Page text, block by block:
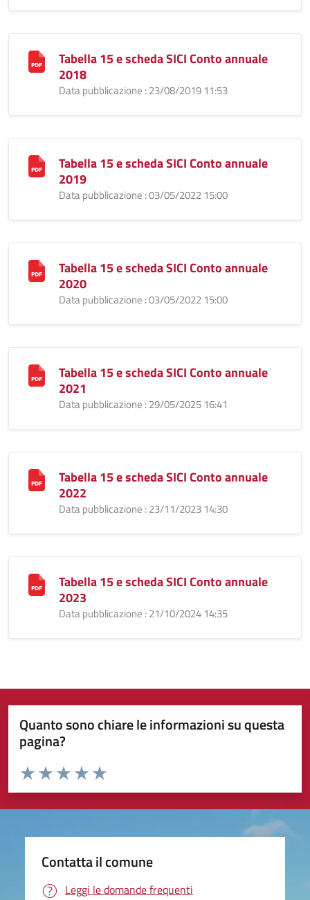
Tabella 15 e scheda SICI Conto annuale
2018
Data pubblicazione : 23/08/2019 11:53
Tabella 15 e scheda SICI Conto annuale
2019
Data pubblicazione : 03/05/2022 15:00
Tabella 15 e scheda SICI Conto annuale
2020
Data pubblicazione : 03/05/2022 15:00
Tabella 15 e scheda SICI Conto annuale
2021
Data pubblicazione : 29/05/2025 16:41
Tabella 15 e scheda SICI Conto annuale
2022
Data pubblicazione : 23/11/2023 14:30
Tabella 15 e scheda SICI Conto annuale
2023
Data pubblicazione : 21/10/2024 14:35
Quanto sono chiare le informazioni su questa
pagina?
Valuta da 1 a 5 stelle la pagina
Valuta 5 stelle su 5
Valuta 4 stelle su 5
Valuta 3 stelle su 5
Valuta 2 stelle su 5
Valuta 1 stelle su 5
Contatta il comune
Leggi le domande frequenti